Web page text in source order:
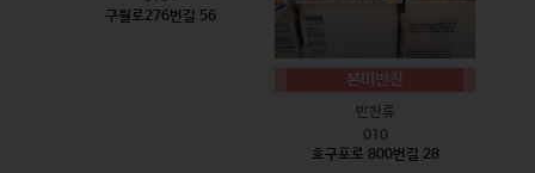
구월로276번길 56
본미반찬
반찬류
010
호구포로 800번길 28